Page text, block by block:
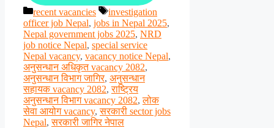
Categories
recent vacancies Tags
investigation
officer job Nepal, jobs in Nepal 2025,
Nepal government jobs 2025, NRD
job notice Nepal, special service
Nepal vacancy, vacancy notice Nepal,
अनुसन्धान अधिकृत vacancy 2082,
अनुसन्धान विभाग जागिर, अनुसन्धान
सहायक vacancy 2082,राष्ट्रिय
अनुसन्धान विभाग vacancy 2082,लोक
सेवा आयोग vacancy,सरकारी sector jobs
Nepal,सरकारी जागिर नेपाल